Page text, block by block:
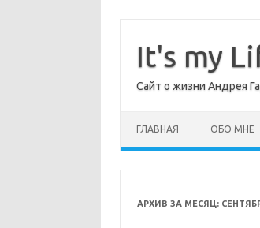
содержимому
It's my
Сайт о жизни Андрея
ГЛАВНАЯ ОБО МНЕ
АРХИВ ЗА МЕСЯЦ: